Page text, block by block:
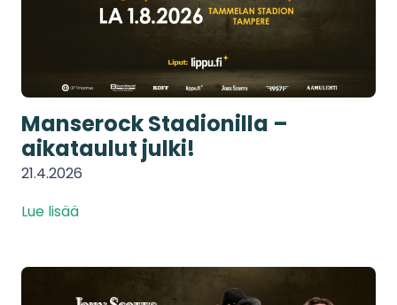
Manserock Stadionilla –
aikataulut julki!
21.4.2026
Lue lisää